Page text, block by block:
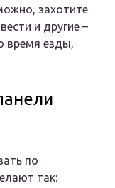
захотите
и другие –
время езды,
по
так: